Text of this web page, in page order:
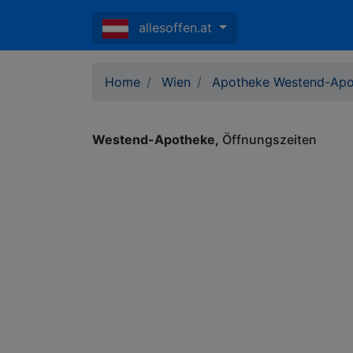
allesoffen.at
Home Wien Apotheke Westend-
Westend-Apotheke Öffnungszeiten